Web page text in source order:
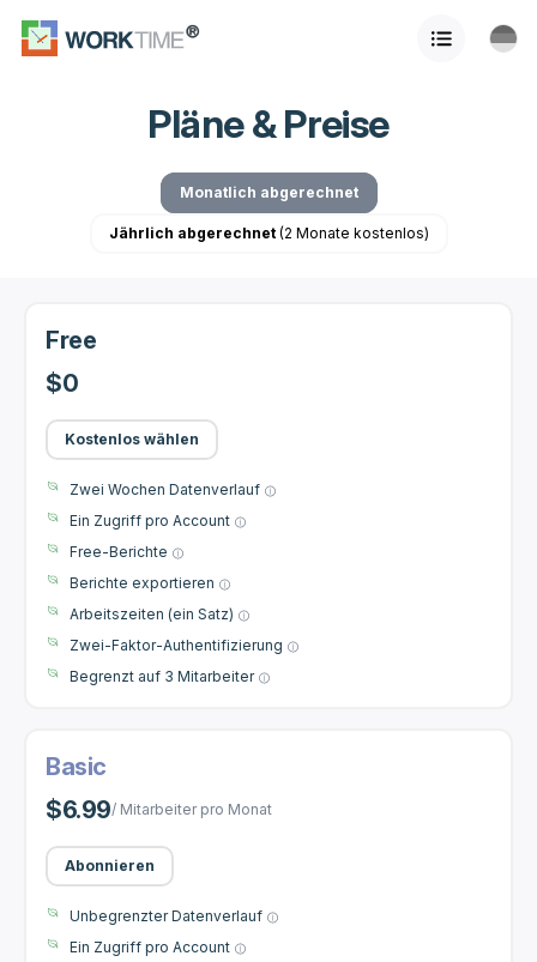
Pläne & Preise
Monatlich abgerechnet
Jährlich abgerechnet (2 Monate kostenlos)
Free
$0
Kostenlos wählen
Zwei Wochen Datenverlauf
Ein Zugriff pro Account
Free-Berichte
Berichte exportieren
Arbeitszeiten (ein Satz)
Zwei-Faktor-Authentifizierung
Begrenzt auf 3 Mitarbeiter
Basic
$6.99/ Mitarbeiter pro Monat
Abonnieren
Unbegrenzter Datenverlauf
Ein Zugriff pro Account